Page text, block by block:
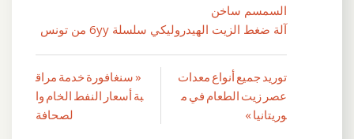
السمسم ساخن
آلة ضغط الزيت الهيدروليكي سلسلة 6yy من تونس
تصفّح
المقالات
« سنغافورة خدمة مراق
بة أسعار النفط الخام وا
لصحافة
توريد جميع أنواع معدات
عصر زيت الطعام في م
وريتانيا »